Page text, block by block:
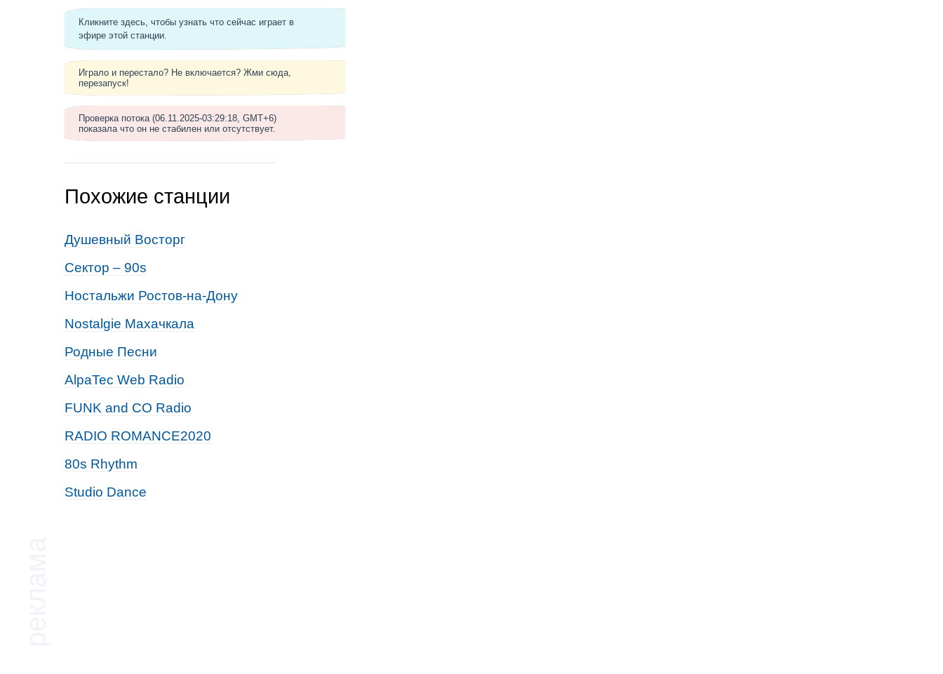
Кликните здесь, чтобы узнать что сейчас играет в
эфире этой станции.
Играло и перестало? Не включается? Жми сюда,
перезапуск!
Проверка потока (06.11.2025-03:29:18, GMT+6)
показала что он не стабилен или отсутствует.
Похожие станции
Душевный Восторг
Сектор – 90s
Ностальжи Ростов-на-Дону
Nostalgie Махачкала
Родные Песни
AlpaTec Web Radio
FUNK and CO Radio
RADIO ROMANCE2020
80s Rhythm
Studio Dance